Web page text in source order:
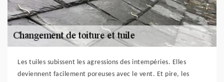
Les tuiles subissent les agressions des intempéries. Elles
deviennent facilement poreuses avec le vent. Et pire, les